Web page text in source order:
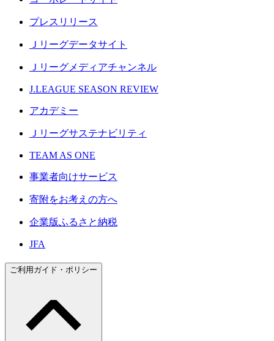
プレスリリース
Ｊリーグデータサイト
Ｊリーグメディアチャンネル
J.LEAGUE SEASON REVIEW
アカデミー
Ｊリーグサステナビリティ
TEAM AS ONE
事業者向けサービス
寄附をお考えの方へ
企業版ふるさと納税
JFA
ご利用ガイド・ポリシー